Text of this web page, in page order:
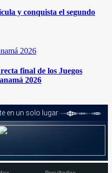
y conquista el segundo
2026
final de los Juegos
2026